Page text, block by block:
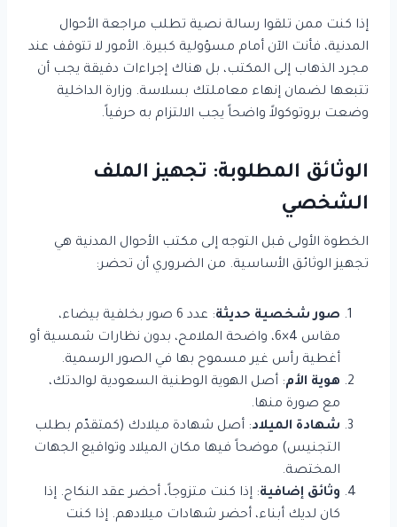
إذا كنت ممن تلقوا رسالة نصية تطلب مراجعة الأحوال
المدنية، فأنت الآن أمام مسؤولية كبيرة. الأمور لا تتوقف عند
مجرد الذهاب إلى المكتب، بل هناك إجراءات دقيقة يجب أن
تتبعها لضمان إنهاء معاملتك بسلاسة. وزارة الداخلية
وضعت بروتوكولاً واضحاً يجب الالتزام به حرفياً.
الوثائق المطلوبة: تجهيز الملف
الشخصي
الخطوة الأولى قبل التوجه إلى مكتب الأحوال المدنية هي
تجهيز الوثائق الأساسية. من الضروري أن تحضر:
صور شخصية حديثة
: عدد 6 صور بخلفية بيضاء،
مقاس 4×6، واضحة الملامح، بدون نظارات شمسية أو
أغطية رأس غير مسموح بها في الصور الرسمية.
هوية الأم: أصل الهوية الوطنية السعودية لوالدتك،
مع صورة منها.
شهادة الميلاد: أصل شهادة ميلادك (كمتقدّم بطلب
التجنيس) موضحاً فيها مكان الميلاد وتواقيع الجهات
المختصة.
وثائق إضافية: إذا كنت متزوجاً، أحضر عقد النكاح. إذا
كان لديك أبناء، أحضر شهادات ميلادهم. إذا كنت